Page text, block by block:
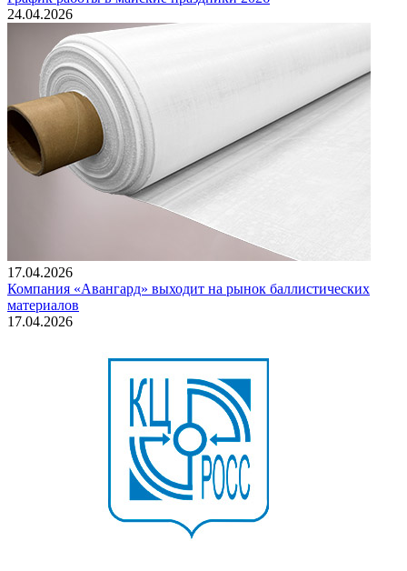
24.04.2026
17.04.2026
Компания «Авангард» выходит на рынок баллистических
материалов
17.04.2026